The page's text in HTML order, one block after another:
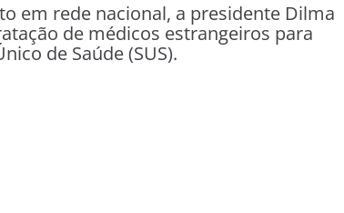
em rede nacional, a presidente Dilma
de médicos estrangeiros para
de Saúde (SUS).